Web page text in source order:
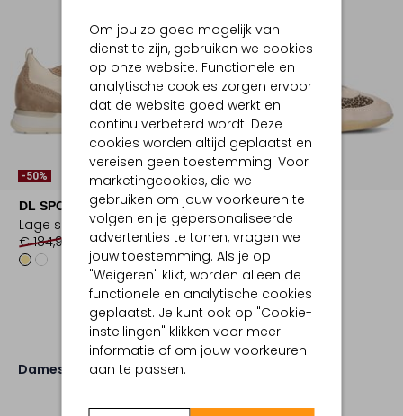
Om jou zo goed mogelijk van
dienst te zijn, gebruiken we cookies
op onze website. Functionele en
analytische cookies zorgen ervoor
dat de website goed werkt en
continu verbeterd wordt. Deze
cookies worden altijd geplaatst en
vereisen geen toestemming. Voor
marketingcookies, die we
gebruiken om jouw voorkeuren te
volgen en je gepersonaliseerde
advertenties te tonen, vragen we
jouw toestemming. Als je op
"Weigeren" klikt, worden alleen de
functionele en analytische cookies
geplaatst. Je kunt ook op "Cookie-
instellingen" klikken voor meer
informatie of om jouw voorkeuren
aan te passen.
-50%
DL SPORT
Lage sneakers
€ 184,99
€ 91,99
Laatste Maten
-50%
DL SPORT
Lage sneakers
€ 199,99 € 99,99
Dames Schoenen Sneakers